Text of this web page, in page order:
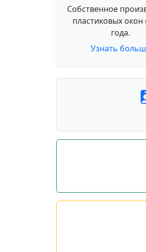
Собственное
пластиковых окон
года.
Узнать